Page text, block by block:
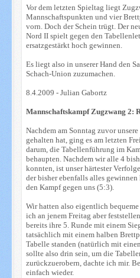
Vor dem letzten Spieltag liegt
Mannschaftspunkten und vier
vorn. Doch der Schein trügt. Der
Nord II spielt gegen den
ersatzgestärkt hoch gewinnen.
Es liegt also in unserer Hand den
Schach-Union zuzumachen.
8.4.2009 - Julian Gabortz
Mannschaftskampf Zugzwang 2:
Nachdem am Sonntag zuvor
gehalten hat, ging es am letzten
darum, die Tabellenführung im
behaupten. Nachdem wir alle 4
konnten, ist unser härtester
der bisher ebenfalls alles
den Kampf gegen uns (5:3).
Wir hatten also eigentlich
ich an jenem Freitag aber
bereits ihre 5. Runde mit einem
tatsächlich mit einem halben
Tabelle standen (natürlich mit
sollte also drin sein, um die
zurückzuerobern, dachte ich mir.
einfach wieder.